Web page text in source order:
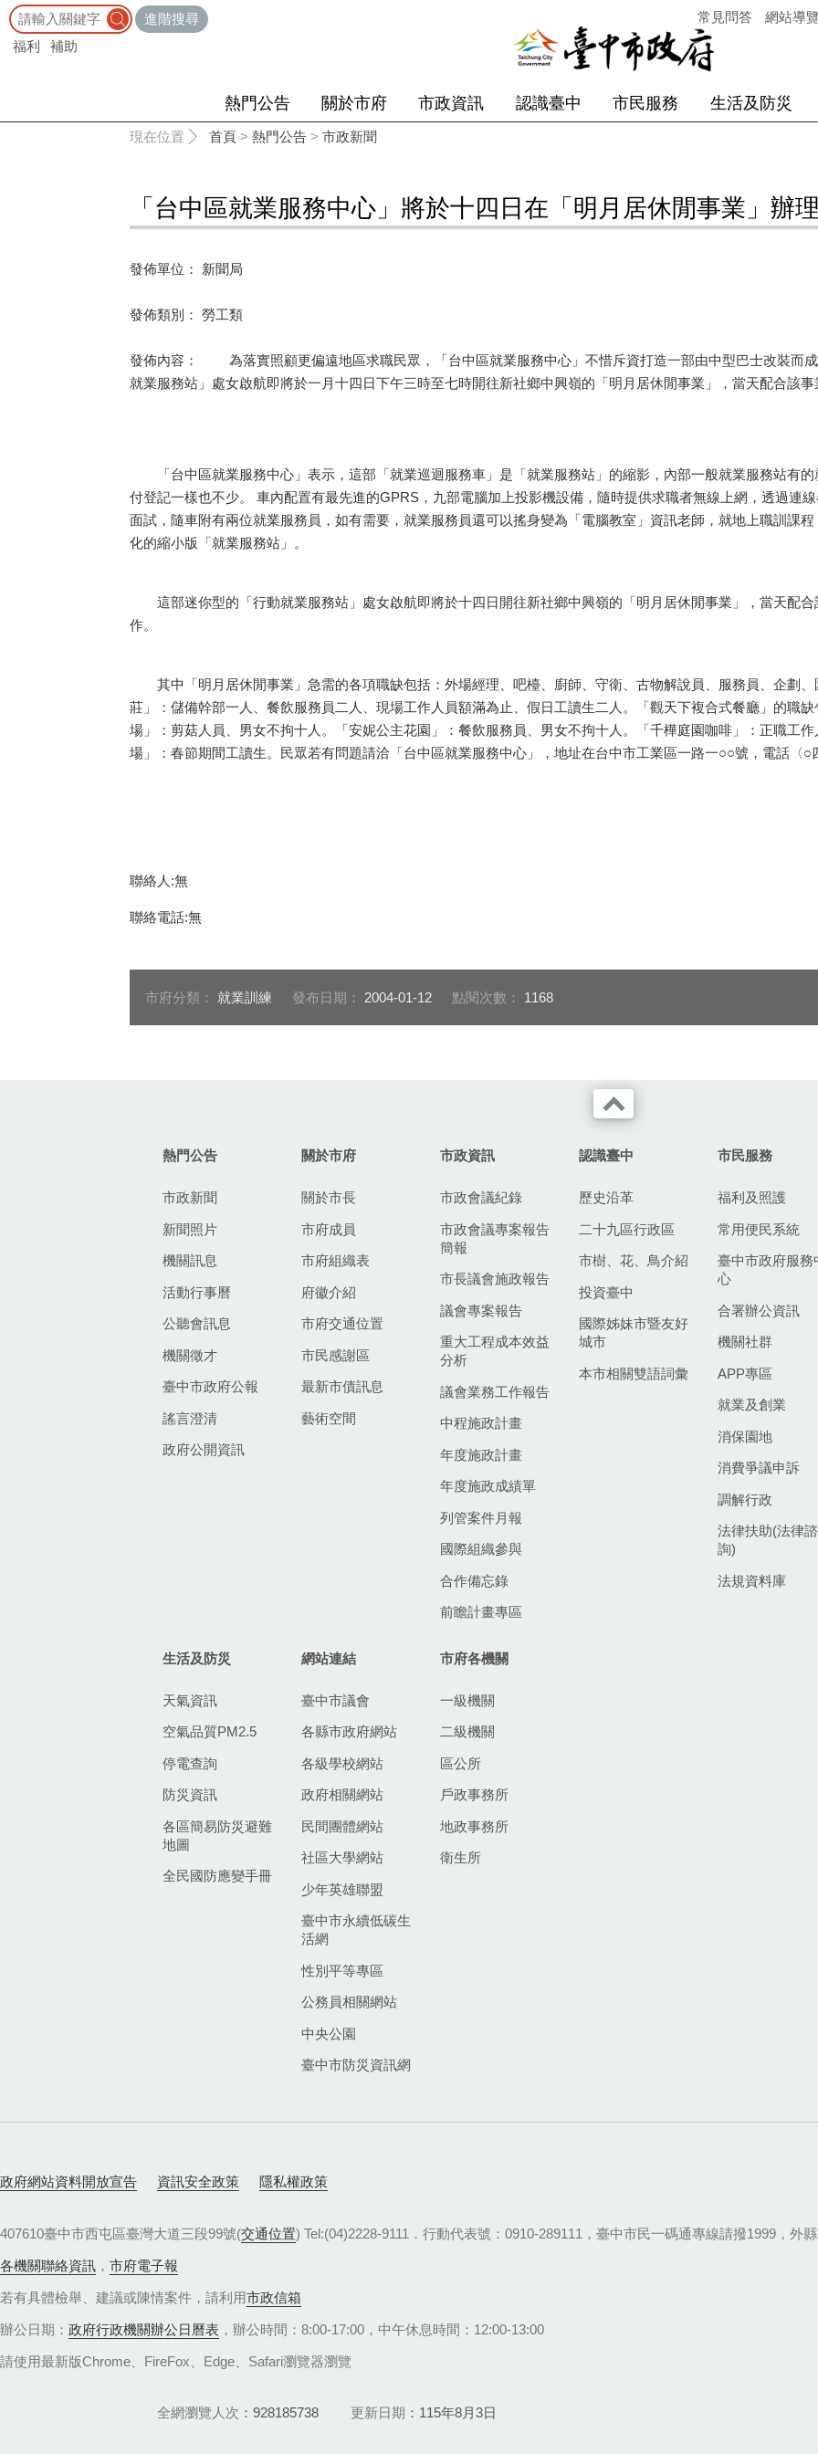
進階搜尋
福利
補助
常見問答 網站導
熱門公告 關於市府 市政資訊 認識臺中 市民服務 生活及防災
現在位置 首頁 > 熱門公告 > 市政新聞
「台中區就業服務中心」將於十四日在「明月居休閒事業」辦
發佈單位： 新聞局
發佈類別： 勞工類
發佈內容： 為落實照顧更偏遠地區求職民眾，「台中區就業服務中心」不惜斥資打造一部由中型巴士改裝而
就業服務站」處女啟航即將於一月十四日下午三時至七時開往新社鄉中興嶺的「明月居休閒事業」，當天配合該
「台中區就業服務中心」表示，這部「就業巡迴服務車」是「就業服務站」的縮影，內部一般就業服務站有的
付登記一樣也不少。 車內配置有最先進的GPRS，九部電腦加上投影機設備，隨時提供求職者無線上網，透過連
面試，隨車附有兩位就業服務員，如有需要，就業服務員還可以搖身變為「電腦教室」資訊老師，就地上職訓課
化的縮小版「就業服務站」。
這部迷你型的「行動就業服務站」處女啟航即將於十四日開往新社鄉中興嶺的「明月居休閒事業」，當天配合
作。
其中「明月居休閒事業」急需的各項職缺包括：外場經理、吧檯、廚師、守衛、古物解說員、服務員、企劃、
莊」：儲備幹部一人、餐飲服務員二人、現場工作人員額滿為止、假日工讀生二人。「觀天下複合式餐廳」的職
場」：剪菇人員、男女不拘十人。「安妮公主花園」：餐飲服務員、男女不拘十人。「千樺庭園咖啡」：正職工
場」：春節期間工讀生。民眾若有問題請洽「台中區就業服務中心」，地址在台中市工業區一路一○○號，電話〈
聯絡人:無
聯絡電話:無
市府分類： 就業訓練 發布日期： 2004-01-12 點閱次數： 1168
熱門公告
市政新聞
新聞照片
機關訊息
活動行事曆
公聽會訊息
機關徵才
臺中市政府公報
謠言澄清
政府公開資訊
關於市府
關於市長
市府成員
市府組織表
府徽介紹
市府交通位置
市民感謝區
最新市債訊息
藝術空間
市政資訊
市政會議紀錄
市政會議專案報告
簡報
市長議會施政報告
議會專案報告
重大工程成本效益
分析
議會業務工作報告
中程施政計畫
年度施政計畫
年度施政成績單
列管案件月報
國際組織參與
合作備忘錄
前瞻計畫專區
認識臺中
歷史沿革
二十九區行政區
市樹、花、鳥介紹
投資臺中
國際姊妹市暨友好
城市
本市相關雙語詞彙
市民服務
福利及照護
常用便民系統
臺中市政府服務
心
合署辦公資訊
機關社群
APP專區
就業及創業
消保園地
消費爭議申訴
調解行政
法律扶助(法律諮
詢)
法規資料庫
生活及防災
天氣資訊
空氣品質PM2.5
停電查詢
防災資訊
各區簡易防災避難
地圖
全民國防應變手冊
網站連結
臺中市議會
各縣市政府網站
各級學校網站
政府相關網站
民間團體網站
社區大學網站
少年英雄聯盟
臺中市永續低碳生
活網
性別平等專區
公務員相關網站
中央公園
臺中市防災資訊網
市府各機關
一級機關
二級機關
區公所
戶政事務所
地政事務所
衛生所
政府網站資料開放宣告 資訊安全政策 隱私權政策
407610臺中市西屯區臺灣大道三段99號(交通位置) Tel:(04)2228-9111．行動代表號：0910-289111，臺中市民一碼通專線請撥1999，外
各機關聯絡資訊 ， 市府電子報
若有具體檢舉、建議或陳情案件，請利用市政信箱
辦公日期： 政府行政機關辦公日曆表 ，辦公時間：8:00-17:00，中午休息時間：12:00-13:00
請使用最新版Chrome、FireFox、Edge、Safari瀏覽器瀏覽
全網瀏覽人次 928185738 更新日期 115年8月3日